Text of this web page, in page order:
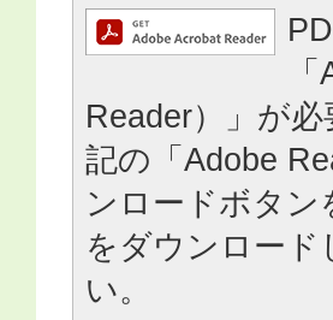
Reader）」が
記の「Adobe
ンロードボタ
をダウンロー
い。